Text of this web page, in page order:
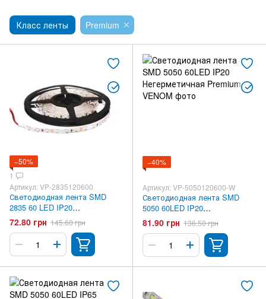
Класс ленты Premium
−50%
1
Артикул: VP-2835120600
Светодиодная лента SMD
2835 60 LED IP20
Негерметичная Premium
VENOM
72.80 грн 145.60 грн
−40%
Артикул: VP-5050120600-W
Светодиодная лента SMD
5050 60LED IP20
Негерметичная Premium
VENOM
81.90 грн 136.50 грн